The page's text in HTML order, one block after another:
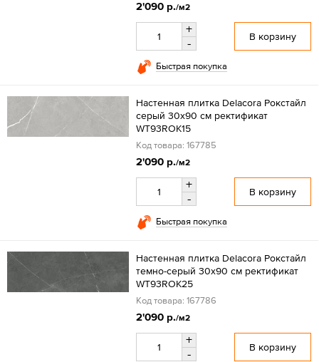
2'090 р./м2
+
-
В корзину
Быстрая покупка
Настенная плитка Delacora Рокстайл
серый 30x90 см ректификат
WT93ROK15
Код товара: 167785
2'090 р./м2
+
-
В корзину
Быстрая покупка
Настенная плитка Delacora Рокстайл
темно-серый 30x90 см ректификат
WT93ROK25
Код товара: 167786
2'090 р./м2
+
-
В корзину